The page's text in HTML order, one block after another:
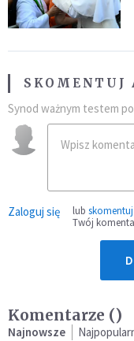
SKOMENTUJ
Synod ważnym testem
Zaloguj się lub
Twój
Komentarze ()
Najnowsze